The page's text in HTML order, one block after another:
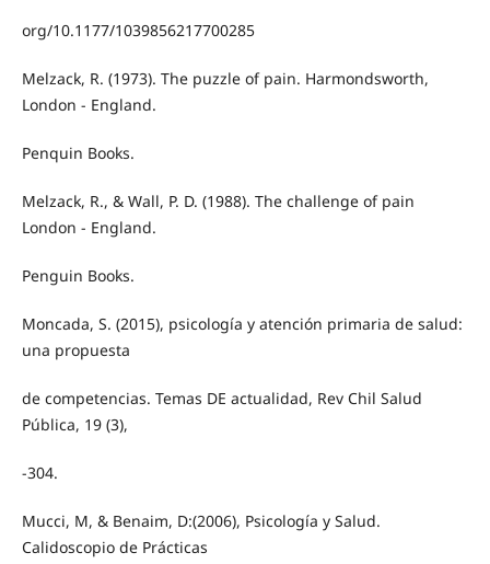
org/10.1177/1039856217700285
Melzack, R. (1973). The puzzle of pain. Harmondsworth,
London - England.
Penquin Books.
Melzack, R., & Wall, P. D. (1988). The challenge of pain
London - England.
Penguin Books.
Moncada, S. (2015), psicología y atención primaria de salud:
una propuesta
de competencias. Temas DE actualidad, Rev Chil Salud
Pública, 19 (3),
-304.
Mucci, M, & Benaim, D:(2006), Psicología y Salud.
Calidoscopio de Prácticas